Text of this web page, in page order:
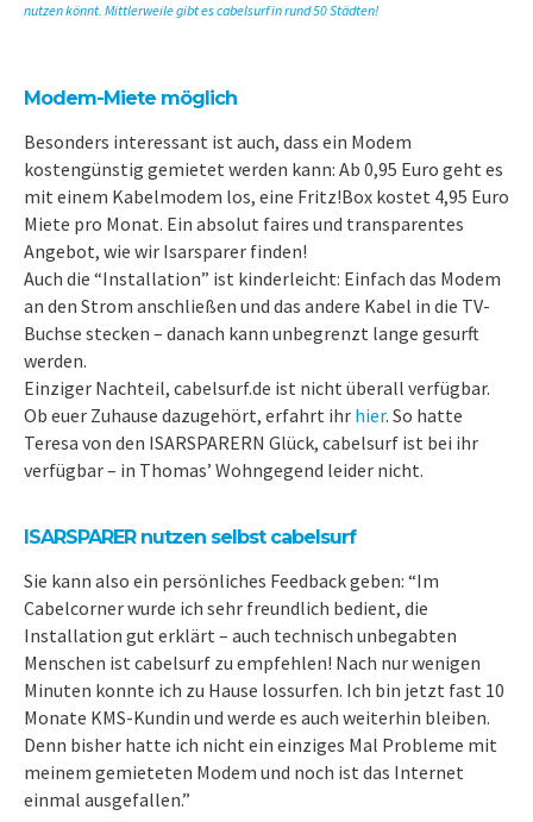
nutzen könnt. Mittlerweile gibt es cabelsurf in rund 50 Städten!
Modem-Miete möglich
Besonders interessant ist auch, dass ein Modem
kostengünstig gemietet werden kann: Ab 0,95 Euro geht es
mit einem Kabelmodem los, eine Fritz!Box kostet 4,95 Euro
Miete pro Monat. Ein absolut faires und transparentes
Angebot, wie wir Isarsparer finden!
Auch die “Installation” ist kinderleicht: Einfach das Modem
an den Strom anschließen und das andere Kabel in die TV-
Buchse stecken – danach kann unbegrenzt lange gesurft
werden.
Einziger Nachteil, cabelsurf.de ist nicht überall verfügbar.
Ob euer Zuhause dazugehört, erfahrt ihr hier. So hatte
Teresa von den ISARSPARERN Glück, cabelsurf ist bei ihr
verfügbar – in Thomas’ Wohngegend leider nicht.
ISARSPARER nutzen selbst cabelsurf
Sie kann also ein persönliches Feedback geben: “Im
Cabelcorner wurde ich sehr freundlich bedient, die
Installation gut erklärt – auch technisch unbegabten
Menschen ist cabelsurf zu empfehlen! Nach nur wenigen
Minuten konnte ich zu Hause lossurfen. Ich bin jetzt fast 10
Monate KMS-Kundin und werde es auch weiterhin bleiben.
Denn bisher hatte ich nicht ein einziges Mal Probleme mit
meinem gemieteten Modem und noch ist das Internet
einmal ausgefallen.”